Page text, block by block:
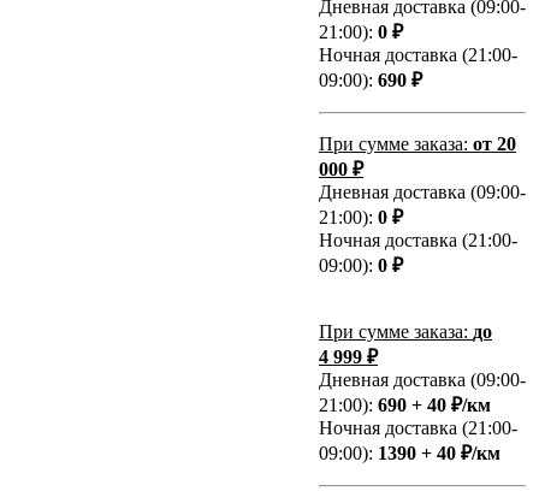
Дневная доставка (09:00-
21:00): 0 ₽
Ночная доставка (21:00-
09:00): 690 ₽
При сумме заказа: от 20
000 ₽
Дневная доставка (09:00-
21:00): 0 ₽
Ночная доставка (21:00-
09:00): 0 ₽
При сумме заказа: до
4 999 ₽
Дневная доставка (09:00-
21:00): 690 + 40 ₽/км
Ночная доставка (21:00-
09:00): 1390 + 40 ₽/км